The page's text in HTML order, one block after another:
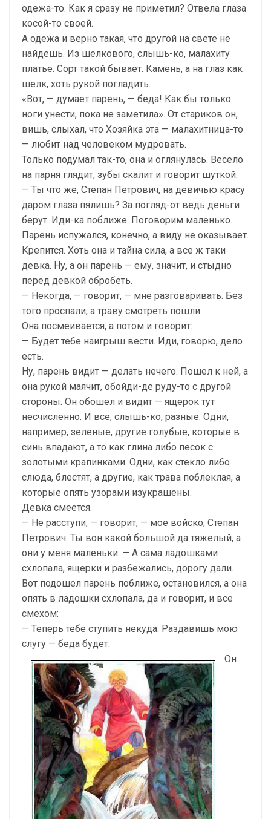
одежа-то. Как я сразу не приметил? Отвела глаза
косой-то своей.
А одежа и верно такая, что другой на свете не
найдешь. Из шелкового, слышь-ко, малахиту
платье. Сорт такой бывает. Камень, а на глаз как
шелк, хоть рукой погладить.
«Вот, — думает парень, — беда! Как бы только
ноги унести, пока не заметила». От стариков он,
вишь, слыхал, что Хозяйка эта — малахитница-то
— любит над человеком мудровать.
Только подумал так-то, она и оглянулась. Весело
на парня глядит, зубы скалит и говорит шуткой:
— Ты что же, Степан Петрович, на девичью красу
даром глаза пялишь? За погляд-от ведь деньги
берут. Иди-ка поближе. Поговорим маленько.
Парень испужался, конечно, а виду не оказывает.
Крепится. Хоть она и тайна сила, а все ж таки
девка. Ну, а он парень — ему, значит, и стыдно
перед девкой обробеть.
— Некогда, — говорит, — мне разговаривать. Без
того проспали, а траву смотреть пошли.
Она посмеивается, а потом и говорит:
— Будет тебе наигрыш вести. Иди, говорю, дело
есть.
Ну, парень видит — делать нечего. Пошел к ней, а
она рукой маячит, обойди-де руду-то с другой
стороны. Он обошел и видит — ящерок тут
несчисленно. И все, слышь-ко, разные. Одни,
например, зеленые, другие голубые, которые в
синь впадают, а то как глина либо песок с
золотыми крапинками. Одни, как стекло либо
слюда, блестят, а другие, как трава поблеклая, а
которые опять узорами изукрашены.
Девка смеется.
— Не расступи, — говорит, — мое войско, Степан
Петрович. Ты вон какой большой да тяжелый, а
они у меня маленьки. — А сама ладошками
схлопала, ящерки и разбежались, дорогу дали.
Вот подошел парень поближе, остановился, а она
опять в ладошки схлопала, да и говорит, и все
смехом:
— Теперь тебе ступить некуда. Раздавишь мою
слугу — беда будет.
Он